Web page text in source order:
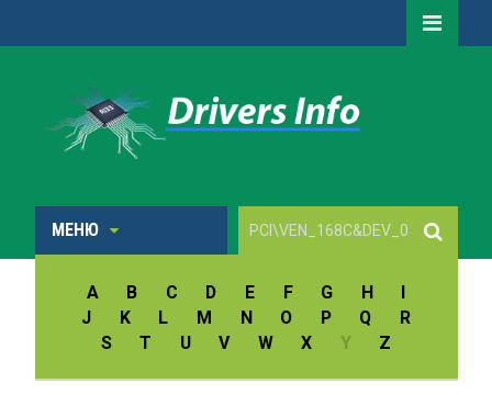
МЕНЮ
A B C D E F G H
I
J
K L M N O P Q
R
S
T U V W X Y Z